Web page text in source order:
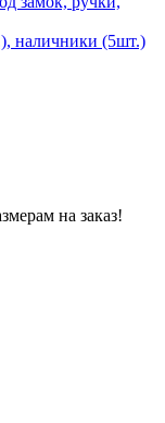
наличники (5шт.)
на заказ!